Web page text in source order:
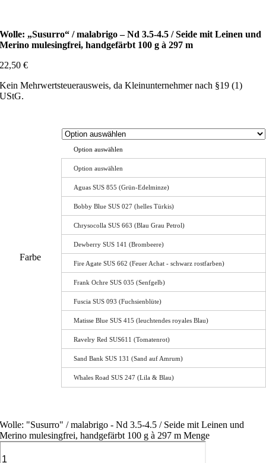
Wolle: „Susurro“ / malabrigo – Nd 3.5-4.5 / Seide mit Leinen und
Merino mulesingfrei, handgefärbt 100 g à 297 m
22,50€
Kein Mehrwertsteuerausweis, da Kleinunternehmer nach §19 (1)
UStG.
Farbe
Option auswählen
Option auswählen
Aguas SUS 855 (Grün-Edelminze)
Bobby Blue SUS 027 (helles Türkis)
Chrysocolla SUS 663 (Blau Grau Petrol)
Dewberry SUS 141 (Brombeere)
Fire Agate SUS 662 (Feuer Achat - schwarz rostfarben)
Frank Ochre SUS 035 (Senfgelb)
Fuscia SUS 093 (Fuchsienblüte)
Matisse Blue SUS 415 (leuchtendes royales Blau)
Ravelry Red SUS611 (Tomatenrot)
Sand Bank SUS 131 (Sand auf Amrum)
Whales Road SUS 247 (Lila & Blau)
Wolle: "Susurro" / malabrigo - Nd 3.5-4.5 / Seide mit Leinen und
Merino mulesingfrei, handgefärbt 100 g à 297 m Menge